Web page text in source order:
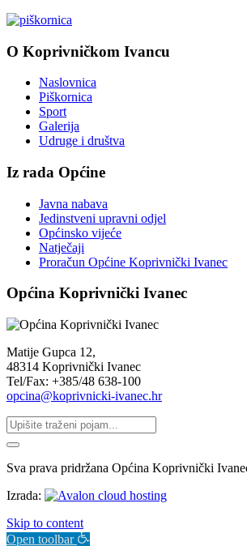
O Koprivničkom Ivancu
Naslovnica
Piškornica
Sport
Galerija
Udruge i društva
Iz rada Općine
Javna nabava
Jedinstveni upravni odjel
Općinsko vijeće
Natječaji
Proračun Općine Koprivnički Ivanec
Općina Koprivnički Ivanec
Matije Gupca 12,
48314 Koprivnički Ivanec
Tel/Fax: +385/48 638-100
opcina@koprivnicki-ivanec.hr
Sva prava pridržana Općina Koprivnički
Izrada:
Skip to content
Open toolbar